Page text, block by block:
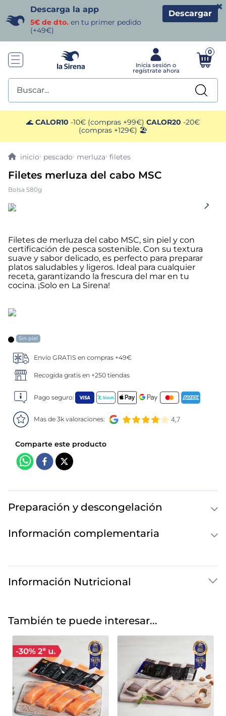
Descarga la app
5€ de dto. en tu primer pedido
(+49€)
Descargar
×
0
Buscar...
🌊 CALOR10 -10€ (compras +99€) CALOR20 -20€
(compras +129€) 🏖️
pescado merluza filetes
Filetes merluza del cabo MSC
Bolsa 580g
Filetes de merluza del cabo MSC, sin piel y con
certificación de pesca sostenible. Con su textura
suave y sabor delicado, es perfecto para preparar
platos saludables y ligeros. Ideal para cualquier
receta, garantizando la frescura del mar en tu
cocina. ¡Solo en La Sirena!
Sin piel
Envío GRATIS en compras +49€
Recogida gratis en +250 tiendas
Pago seguro:
Mas de 3k valoraciones:
Preparación y descongelación
Información complementaria
Información Nutricional
También te puede interesar...
TÉRMINOS MÁS BUSCADOS
1. helados sirena
3. patatas
5. verduras
6 croquetas
canelones
8.
9 listísimos
10. pollo